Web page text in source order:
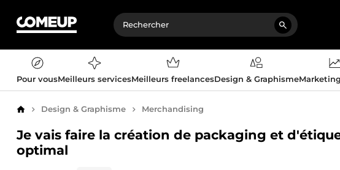
Pour vousMeilleurs servicesMeilleurs freelancesDesign & Graphisme
AccueilDesign & Graphisme Merchandising
Je vais faire la création de packaging et
optimal